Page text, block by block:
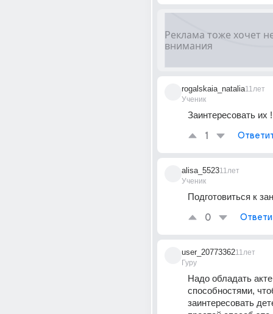
rogalskaia_natalia
Ученик
11лет
Заинтересовать их
1
alisa_5523
Ученик
11лет
Подготовиться к
0
user_20773362
Гуру
11лет
Надо обладать
способностями,
заинтересовать